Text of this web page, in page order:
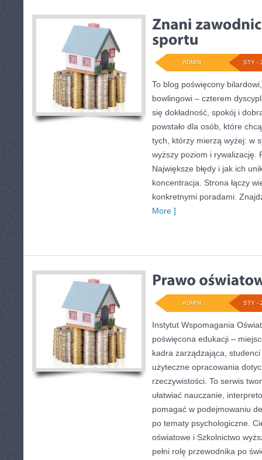
STY -
ADMIN
To blog poświęcony
bowlingowi – czterem
się dokładność, spokój i
powstało dla osób, które
tych, którzy mierzą wyżej: w
wyższy poziom i rywalizację.
Największe błędy i jak ich
koncentracja. Strona łączy
konkretnymi poradami.
More ]
STY -
ADMIN
Instytut Wspomagania
poświęcona edukacji –
kadra zarządzająca,
użyteczne opracowania
rzeczywistości. To serwis
ułatwiać nauczanie,
pomagać w podejmowaniu
po tematy psychologiczne.
oświatowe i Szkolnictwo
pełni rolę przewodnika po